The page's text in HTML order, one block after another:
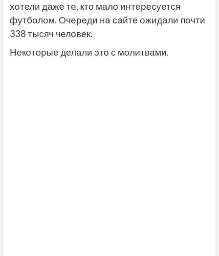
хотели даже те, кто мало интересуется
футболом. Очереди на сайте ожидали почти
338 тысяч человек.
Некоторые делали это с молитвами.